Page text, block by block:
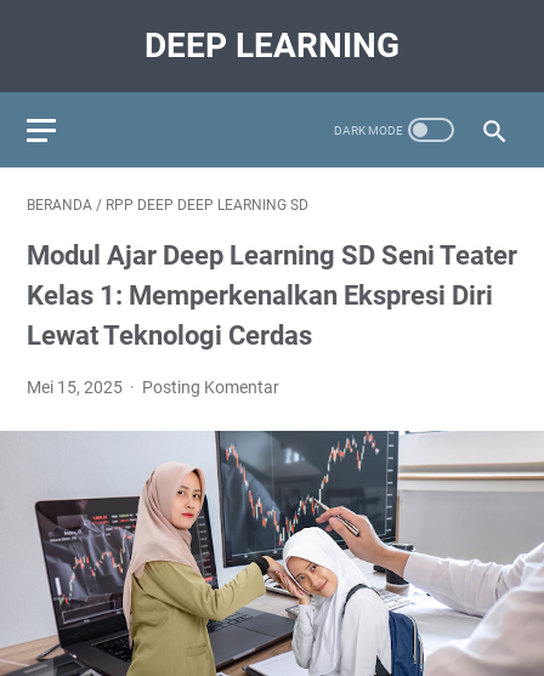
DEEP LEARNING
BERANDA / RPP DEEP DEEP LEARNING SD
Modul Ajar Deep Learning SD Seni Teater
Kelas 1: Memperkenalkan Ekspresi Diri
Lewat Teknologi Cerdas
Mei 15, 2025 Posting Komentar